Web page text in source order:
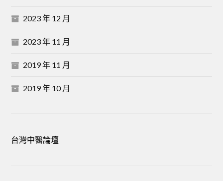
2023 年 12 月
2023 年 11 月
2019 年 11 月
2019 年 10 月
台灣中醫論壇